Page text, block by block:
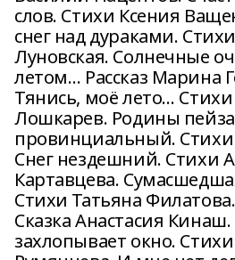
слов. Стихи Ксения
снег над дураками.
Луновская. Солнечные
летом… Рассказ Марина
Тянись, моё лето…
Лошкарев. Родины
провинциальный.
Снег нездешний. Стихи
Картавцева.
Стихи Татьяна
Сказка Анастасия
захлопывает окно.